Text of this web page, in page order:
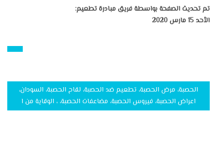
:تم تحديث الصفحة بواسطة فريق مبادرة تطعيم
الأحد 15 مارس 2020
الحصبة، مرض الحصبة، تطعيم ضد الحصبة، لقاح الحصبة، السودان،
اعراض الحصبة، فيروس الحصبة، مضاعفات الحصبة، ، الوقاية من ا